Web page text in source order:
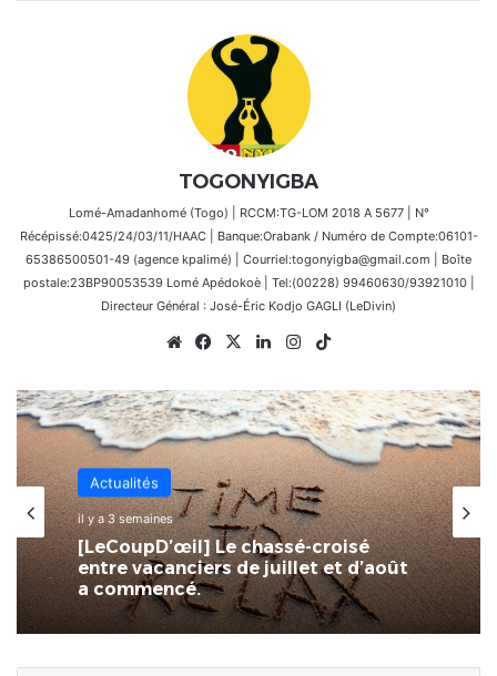
TOGONYIGBA
Lomé-Amadanhomé (Togo) | RCCM:TG-LOM 2018 A 5677 | N°
Récépissé:0425/24/03/11/HAAC | Banque:Orabank / Numéro de Compte:06101-
65386500501-49 (agence kpalimé) | Courriel:togonyigba@gmail.com | Boîte
postale:23BP90053539 Lomé Apédokoè | Tel:(00228) 99460630/93921010 |
Directeur Général : José-Éric Kodjo GAGLI (LeDivin)
WebsiteFacebook
X LinkedinInstagram
Actualités
il y a 3 semaines
[LeCoupD’œil] Le chassé-croisé
entre vacanciers de juillet et d’août
a commencé.
Actualités
il y a 4 semaines